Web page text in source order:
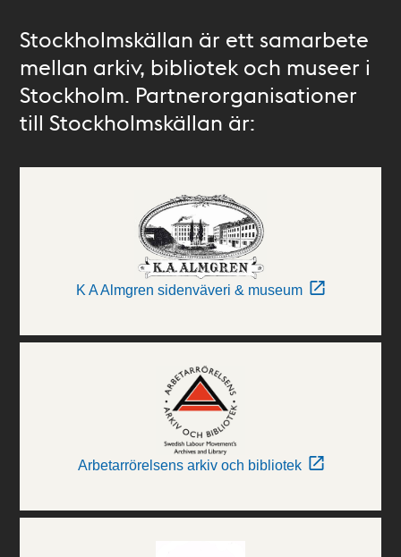
Stockholmskällan är ett samarbete
mellan arkiv, bibliotek och museer i
Stockholm. Partnerorganisationer
till Stockholmskällan är:
K A Almgren sidenväveri & museum
Arbetarrörelsens arkiv och bibliotek